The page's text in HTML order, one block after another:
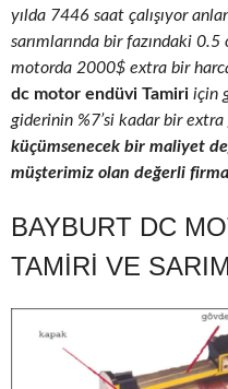
yılda 7446 saat çalışıyor
sarımlarında bir fazındaki 0.5
motorda 2000$ extra bir
dc motor endüvi Tamiri için
giderinin %7’si kadar bir
küçümsenecek bir maliyet
müşterimiz olan değerli
BAYBURT DC
TAMIRI VE